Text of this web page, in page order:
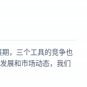
，三个工具的竞争也
展和市场动态，我们